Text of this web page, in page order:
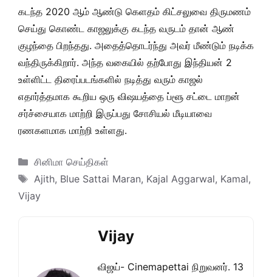
கடந்த 2020 ஆம் ஆண்டு கெளதம் கிட்சலுவை திருமணம்
செய்து கொண்ட காஜலுக்கு கடந்த வருடம் தான் ஆண்
குழந்தை பிறந்தது. அதைத்தொடர்ந்து அவர் மீண்டும் நடிக்க
வந்திருக்கிறார். அந்த வகையில் தற்போது இந்தியன் 2
உள்ளிட்ட திரைப்படங்களில் நடித்து வரும் காஜல்
எதார்த்தமாக கூறிய ஒரு விஷயத்தை ப்ளூ சட்டை மாறன்
சர்ச்சையாக மாற்றி இருப்பது சோசியல் மீடியாவை
ரணகளமாக மாற்றி உள்ளது.
Categories
சினிமா செய்திகள்
Tags
Ajith, Blue Sattai Maran, Kajal Aggarwal, Kamal,
Vijay
Vijay
விஜய்- Cinemapettai நிறுவனர். 13